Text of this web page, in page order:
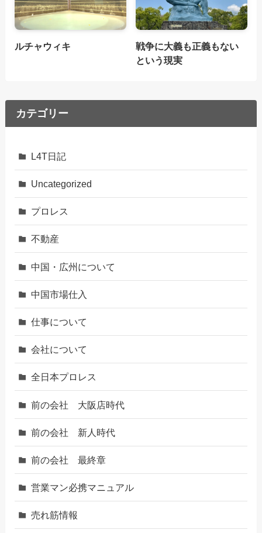
ルチャウィキ
戦争に大義も正義もない
という現実
カテゴリー
L4T日記
Uncategorized
プロレス
不動産
中国・広州について
中国市場仕入
仕事について
会社について
全日本プロレス
前の会社 大阪店時代
前の会社 新人時代
前の会社 最終章
営業マン必携マニュアル
売れ筋情報